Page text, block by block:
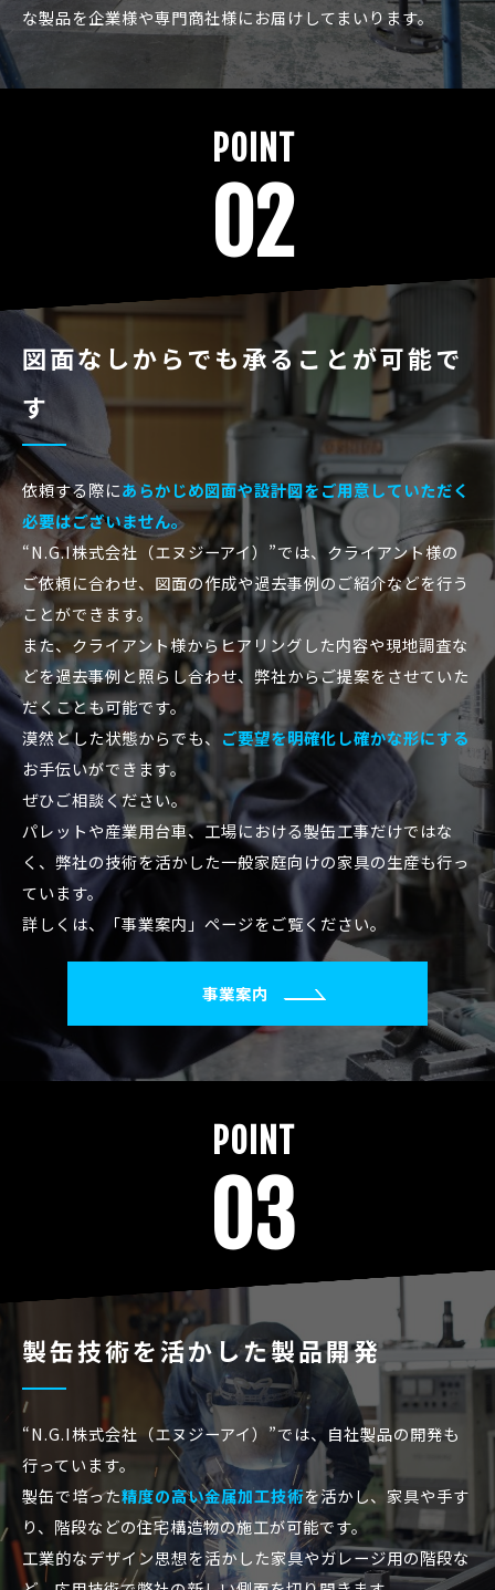
な製品を企業様や専門商社様にお届けしてまいります。
POINT
02
図面なしからでも承ることが可能で
す
依頼する際にあらかじめ図面や設計図をご用意していただく
必要はございません。
“N.G.I株式会社（エヌジーアイ）”では、クライアント様の
ご依頼に合わせ、図面の作成や過去事例のご紹介などを行う
ことができます。
また、クライアント様からヒアリングした内容や現地調査な
どを過去事例と照らし合わせ、弊社からご提案をさせていた
だくことも可能です。
漠然とした状態からでも、 ご要望を明確化し確かな形にする
お手伝いができます。
ぜひご相談ください。
パレットや産業用台車、工場における製缶工事だけではな
く、弊社の技術を活かした一般家庭向けの家具の生産も行っ
ています。
詳しくは、「事業案内」ページをご覧ください。
事業案内
POINT
03
製缶技術を活かした製品開発
“N.G.I株式会社（エヌジーアイ）”では、自社製品の開発も
行っています。
製缶で培った精度の高い金属加工技術を活かし、家具や手す
り、階段などの住宅構造物の施工が可能です。
工業的なデザイン思想を活かした家具やガレージ用の階段な